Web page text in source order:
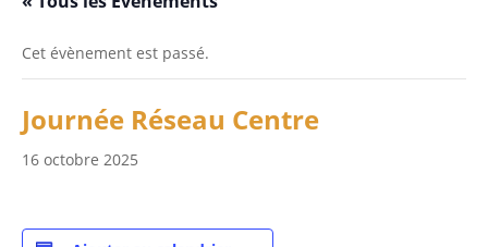
Cet évènement est passé.
Journée Réseau Centre
16 octobre 2025